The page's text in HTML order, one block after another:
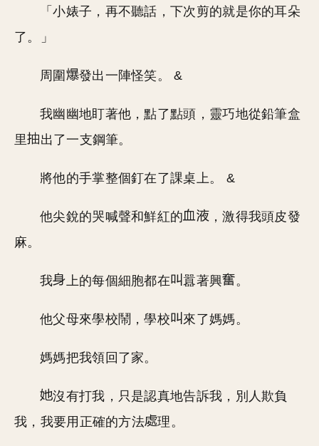
「小婊子，再不聽話，下次剪的就是你的耳朵
了。」
周圍 發出一陣怪笑。 &
我幽幽地盯著他，點了點頭，靈巧地從鉛筆盒
里
出了一支鋼筆。
將他的手掌整個釘在了課桌上。 &
他尖銳的哭喊聲和鮮紅的
，激得我頭皮發
麻。
我 上的每個細胞都在 囂著興 。
他父母來學校鬧，學校 來了媽媽。
媽媽把我領回了家。
沒有打我，只是認真地告訴我，別人欺負
我，我要用正確的方法
理。